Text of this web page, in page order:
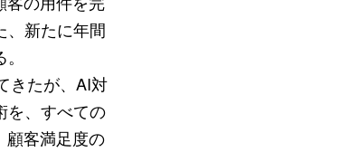
、新たに年間
きたが、AI対
を、すべての
顧客満足度の